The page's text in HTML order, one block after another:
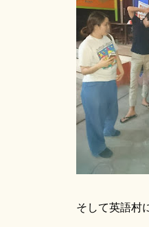
そして英語村